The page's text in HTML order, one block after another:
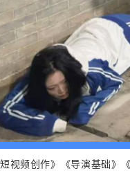
短视频创作》《导演基础》